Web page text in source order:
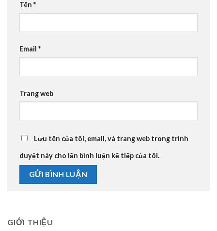
Tên *
Email *
Trang web
Lưu tên của tôi, email, và trang web trong trình
duyệt này cho lần bình luận kế tiếp của tôi.
GIỚI THIỆU